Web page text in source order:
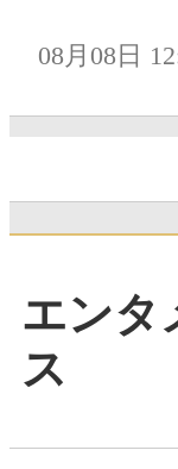
08月08日
エンタ
ス